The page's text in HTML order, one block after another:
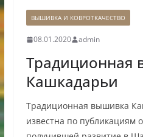
ВЫШИВКА И КОВРОТКАЧЕСТВО
08.01.2020 admin
Традиционная
Кашкадарьи
Традиционная вышивка
известна по публикациям